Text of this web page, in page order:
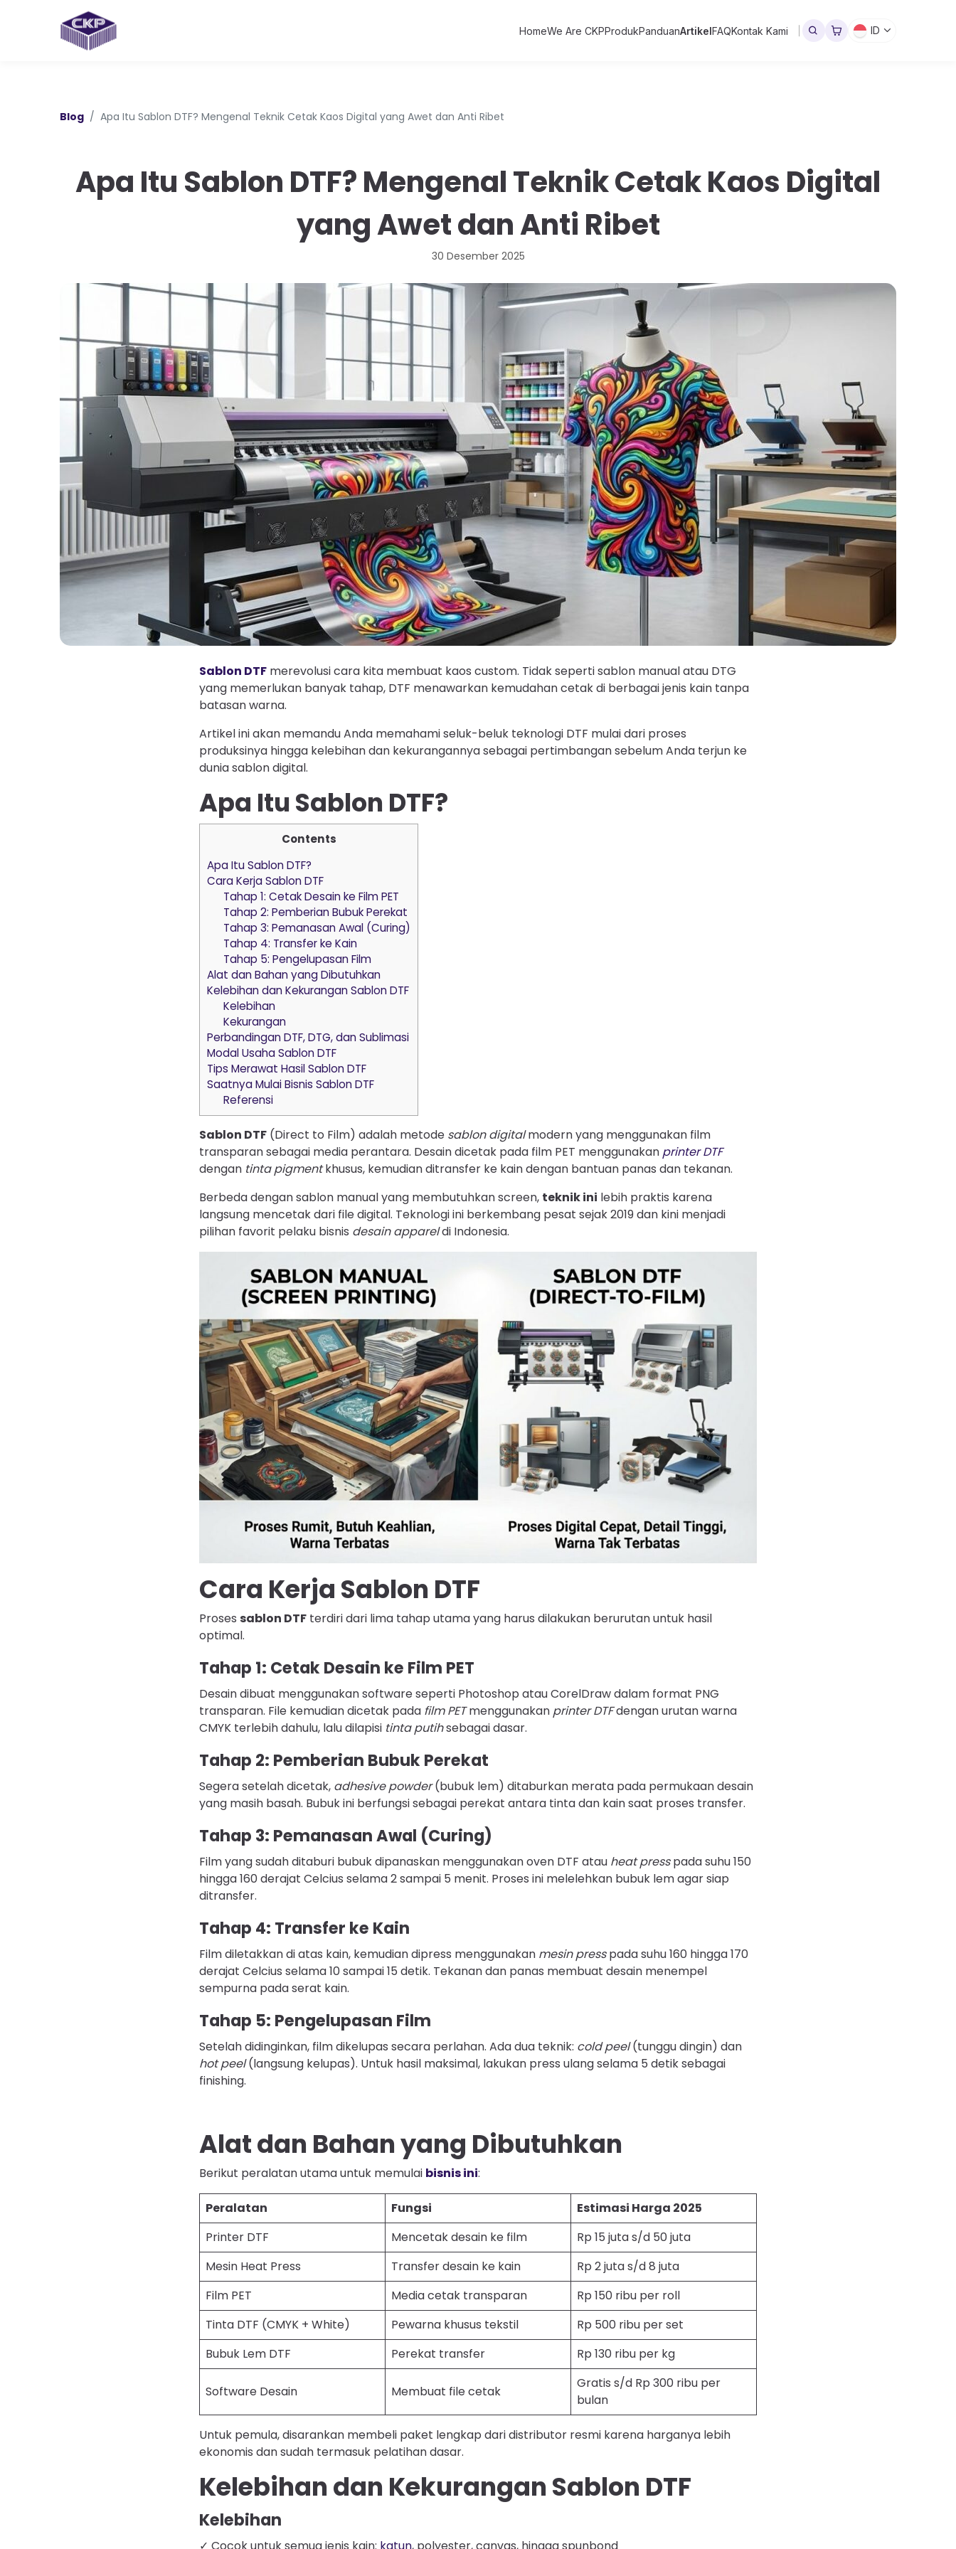
HomeWe Are CKPProdukPanduanArtikelFAQKontak Kami ID
Blog Apa Itu Sablon DTF? Mengenal Teknik Cetak Kaos Digital yang Awet dan Anti Ribet
Apa Itu Sablon DTF? Mengenal Teknik Cetak Kaos Digital
yang Awet dan Anti Ribet
30 Desember 2025
Sablon DTF merevolusi cara kita membuat kaos custom. Tidak seperti sablon manual atau DTG
yang memerlukan banyak tahap, DTF menawarkan kemudahan cetak di berbagai jenis kain tanpa
batasan warna.
Artikel ini akan memandu Anda memahami seluk-beluk teknologi DTF mulai dari proses
produksinya hingga kelebihan dan kekurangannya sebagai pertimbangan sebelum Anda terjun ke
dunia sablon digital.
Apa Itu Sablon DTF?
Contents
Apa Itu Sablon DTF?
Cara Kerja Sablon DTF
Tahap 1: Cetak Desain ke Film PET
Tahap 2: Pemberian Bubuk Perekat
Tahap 3: Pemanasan Awal (Curing)
Tahap 4: Transfer ke Kain
Tahap 5: Pengelupasan Film
Alat dan Bahan yang Dibutuhkan
Kelebihan dan Kekurangan Sablon DTF
Kelebihan
Kekurangan
Perbandingan DTF, DTG, dan Sublimasi
Modal Usaha Sablon DTF
Tips Merawat Hasil Sablon DTF
Saatnya Mulai Bisnis Sablon DTF
Referensi
Sablon DTF (Direct to Film) adalah metode sablon digitalmodern yang menggunakan film
transparan sebagai media perantara. Desain dicetak pada film PET menggunakan printer DTF
dengan tinta pigmentkhusus, kemudian ditransfer ke kain dengan bantuan panas dan tekanan.
Berbeda dengan sablon manual yang membutuhkan screen, teknik ini lebih praktis karena
langsung mencetak dari file digital. Teknologi ini berkembang pesat sejak 2019 dan kini menjadi
pilihan favorit pelaku bisnis desain appareldi Indonesia.
Cara Kerja Sablon DTF
Proses sablon DTF terdiri dari lima tahap utama yang harus dilakukan berurutan untuk hasil
optimal.
Tahap 1: Cetak Desain ke Film PET
Desain dibuat menggunakan software seperti Photoshop atau CorelDraw dalam format PNG
transparan. File kemudian dicetak pada film PETmenggunakan printer DTFdengan urutan warna
CMYK terlebih dahulu, lalu dilapisi tinta putihsebagai dasar.
Tahap 2: Pemberian Bubuk Perekat
Segera setelah dicetak, adhesive powder(bubuk lem) ditaburkan merata pada permukaan desain
yang masih basah. Bubuk ini berfungsi sebagai perekat antara tinta dan kain saat proses transfer.
Tahap 3: Pemanasan Awal (Curing)
Film yang sudah ditaburi bubuk dipanaskan menggunakan oven DTF atau heat presspada suhu 150
hingga 160 derajat Celcius selama 2 sampai 5 menit. Proses ini melelehkan bubuk lem agar siap
ditransfer.
Tahap 4: Transfer ke Kain
Film diletakkan di atas kain, kemudian dipress menggunakan mesin presspada suhu 160 hingga 170
derajat Celcius selama 10 sampai 15 detik. Tekanan dan panas membuat desain menempel
sempurna pada serat kain.
Tahap 5: Pengelupasan Film
Setelah didinginkan, film dikelupas secara perlahan. Ada dua teknik: cold peel(tunggu dingin) dan
hot peel(langsung kelupas). Untuk hasil maksimal, lakukan press ulang selama 5 detik sebagai
finishing.
Alat dan Bahan yang Dibutuhkan
Berikut peralatan utama untuk memulai bisnis ini:
Peralatan Fungsi
Estimasi Harga 2025
Printer DTF
Mencetak desain ke film
Rp 15 juta s/d 50 juta
Mesin Heat Press
Transfer desain ke kain
Rp 2 juta s/d 8 juta
Film PET
Media cetak transparan
Rp 150 ribu per roll
Tinta DTF (CMYK + White)
Pewarna khusus tekstil
Rp 500 ribu per set
Bubuk Lem DTF
Perekat transfer Rp 130 ribu per kg
Software Desain Membuat file cetak
Gratis s/d Rp 300 ribu per
bulan
Untuk pemula, disarankan membeli paket lengkap dari distributor resmi karena harganya lebih
ekonomis dan sudah termasuk pelatihan dasar.
Kelebihan dan Kekurangan Sablon DTF
Kelebihan